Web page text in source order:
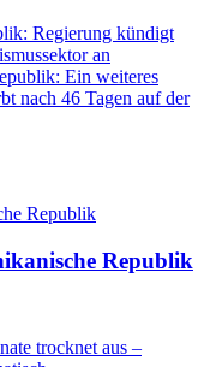
Regierung kündigt
an
Ein weiteres
nach 46 Tagen auf der
Republik